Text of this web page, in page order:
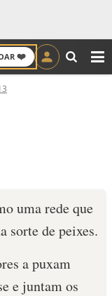
❤️
uma rede que
sorte de peixes.
a puxam
e juntam os